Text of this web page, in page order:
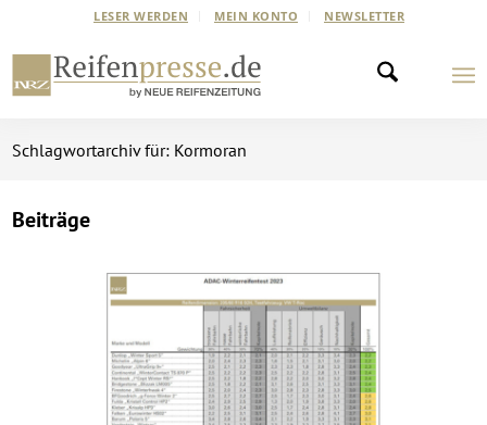
LESER WERDEN MEIN KONTO NEWSLETTER
Schlagwortarchiv für: Kormoran
Beiträge